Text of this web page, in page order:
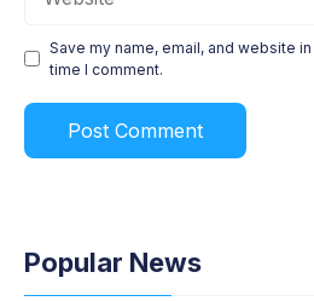
Save my name, email, and website
time I comment.
Popular News